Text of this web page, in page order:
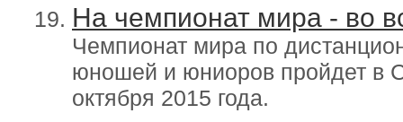
На чемпионат мира - во
Чемпионат мира по
юношей и юниоров пройдет в
октября 2015 года.